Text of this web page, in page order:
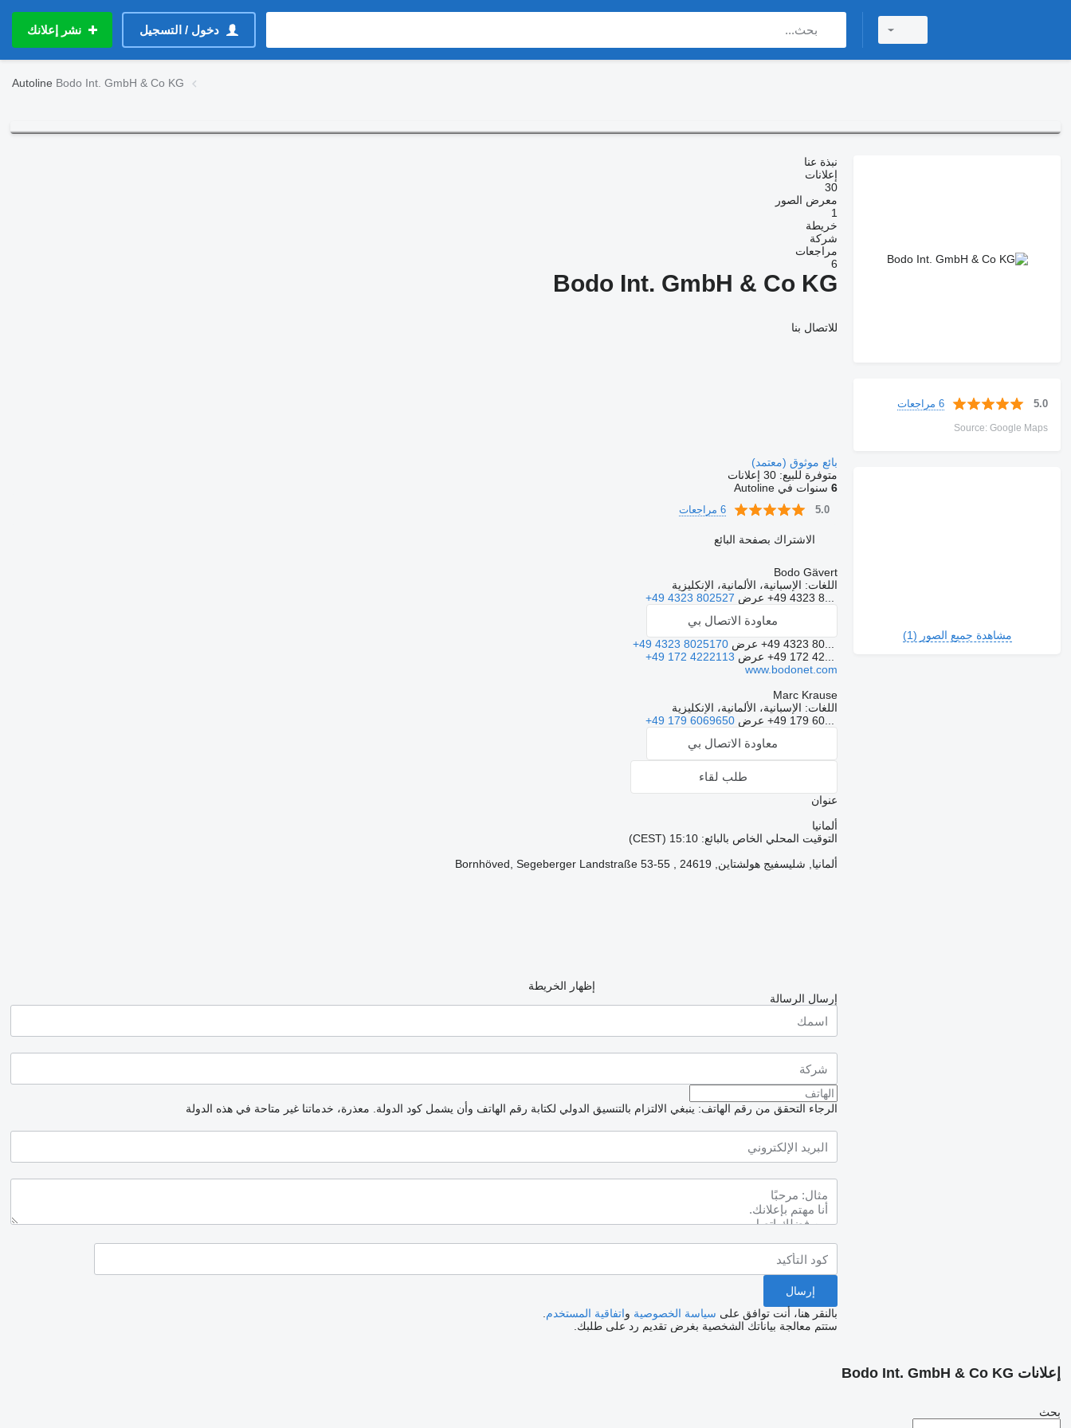
دخول / التسجيل نشر إعلانك
Autoline Bodo Int. GmbH & Co KG
5.0 6 مراجعات
Source: Google Maps
مشاهدة جميع الصور (1)
نبذة عنا
إعلانات
30
معرض الصور
1
خريطة
شركة
مراجعات
6
Bodo Int. GmbH & Co KG
للاتصال بنا
بائع موثوق (معتمد)
متوفرة للبيع: 30 إعلانات
6سنوات في Autoline
5.0 6 مراجعات
الاشتراك بصفحة البائع
Bodo Gävert
اللغات: الإسبانية، الألمانية، الإنكليزية
+49 4323 8... عرض +49 4323 802527
معاودة الاتصال بي
+49 4323 80... عرض +49 4323 8025170
+49 172 42... عرض +49 172 4222113
www.bodonet.com
Marc Krause
اللغات: الإسبانية، الألمانية، الإنكليزية
+49 179 60... عرض +49 179 6069650
معاودة الاتصال بي
طلب لقاء
عنوان
ألمانيا
التوقيت المحلي الخاص بالبائع: 15:10 (CEST)
ألمانيا, شليسفيج هولشتاين, 24619 , Bornhöved, Segeberger Landstraße 53-55
إظهار الخريطة
إرسال الرسالة
الرجاء التحقق من رقم الهاتف: ينبغي الالتزام بالتنسيق الدولي لكتابة رقم الهاتف وأن يشمل كود الدولة. معذرة، خدماتنا غير متاحة في هذه الدولة
بالنقر هنا، أنت توافق على سياسة الخصوصية واتفاقية المستخدم
ستتم معالجة بياناتك الشخصية بغرض تقديم رد على طلبك.
إعلانات Bodo Int. GmbH & Co KG
بحث